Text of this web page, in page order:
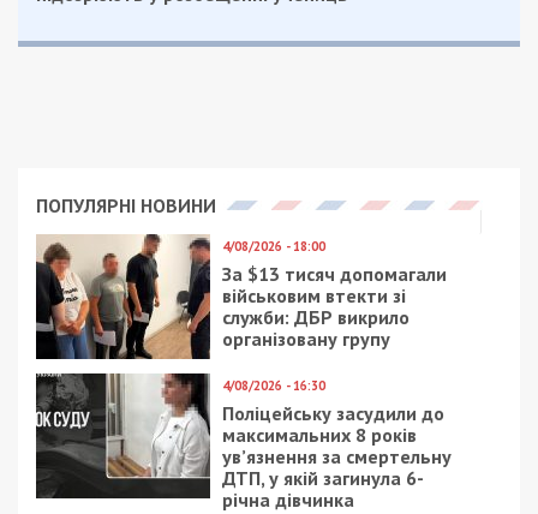
ПОПУЛЯРНІ НОВИНИ
4/08/2026 - 18:00
За $13 тисяч допомагали
військовим втекти зі
служби: ДБР викрило
організовану групу
4/08/2026 - 16:30
Поліцейську засудили до
максимальних 8 років
ув’язнення за смертельну
ДТП, у якій загинула 6-
річна дівчинка